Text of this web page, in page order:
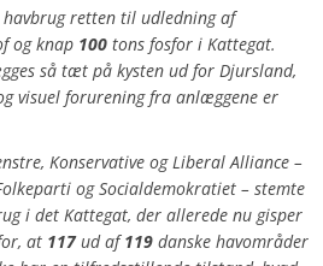
retten til udledning af
og knap 100 tons fosfor i Kattegat.
så tæt på kysten ud for Djursland,
visuel forurening fra anlæggene er
Konservative og Liberal Alliance –
og Socialdemokratiet – stemte
i det Kattegat, der allerede nu gisper
at 117ud af119 danske havområder